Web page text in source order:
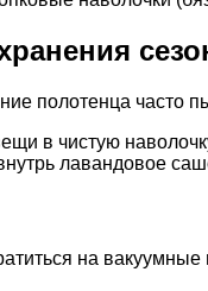
полотенца часто
в чистую
лавандовое
на